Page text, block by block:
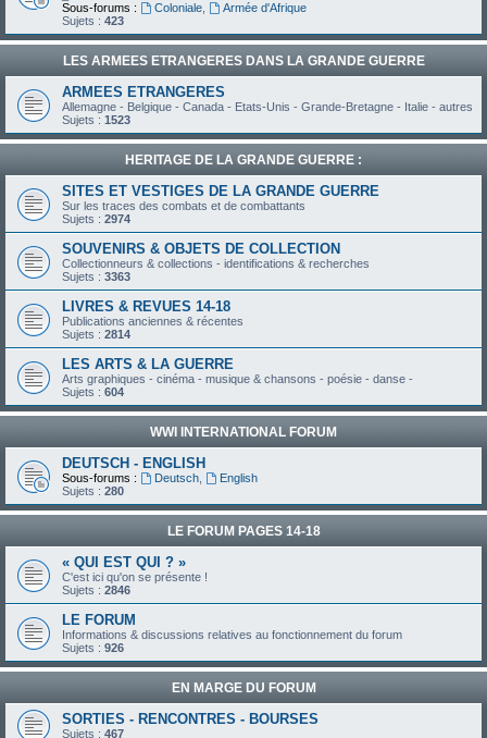
Sous-forums :
Coloniale,
Armée d'Afrique
Sujets : 423
LES ARMEES ETRANGERES DANS LA GRANDE GUERRE
ARMEES ETRANGERES
Allemagne - Belgique - Canada - Etats-Unis - Grande-Bretagne - Italie - autres
Sujets : 1523
HERITAGE DE LA GRANDE GUERRE :
SITES ET VESTIGES DE LA GRANDE GUERRE
Sur les traces des combats et de combattants
Sujets : 2974
SOUVENIRS & OBJETS DE COLLECTION
Collectionneurs & collections - identifications & recherches
Sujets : 3363
LIVRES & REVUES 14-18
Publications anciennes & récentes
Sujets : 2814
LES ARTS & LA GUERRE
Arts graphiques - cinéma - musique & chansons - poésie - danse -
Sujets : 604
WWI INTERNATIONAL FORUM
DEUTSCH - ENGLISH
Sous-forums : Deutsch,
English
Sujets : 280
LE FORUM PAGES 14-18
« QUI EST QUI ? »
C'est ici qu'on se présente !
Sujets : 2846
LE FORUM
Informations & discussions relatives au fonctionnement du forum
Sujets : 926
EN MARGE DU FORUM
SORTIES - RENCONTRES - BOURSES
Sujets : 467